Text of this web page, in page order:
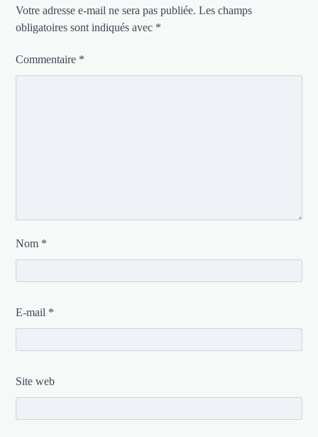
Votre adresse e-mail ne sera pas publiée. Les champs
obligatoires sont indiqués avec *
Commentaire *
Nom *
E-mail *
Site web